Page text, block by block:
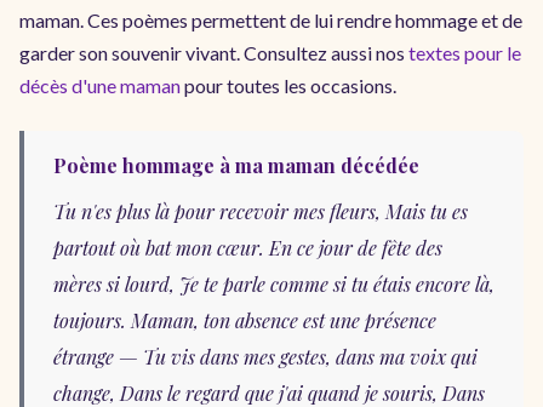
maman. Ces poèmes permettent de lui rendre hommage et de
garder son souvenir vivant. Consultez aussi nos textes pour le
décès d'une mamanpour toutes les occasions.
Poème hommage à ma maman décédée
Tu n'es plus là pour recevoir mes fleurs, Mais tu es
partout où bat mon cœur. En ce jour de fête des
mères si lourd, Je te parle comme si tu étais encore là,
toujours. Maman, ton absence est une présence
étrange — Tu vis dans mes gestes, dans ma voix qui
change, Dans le regard que j'ai quand je souris, Dans